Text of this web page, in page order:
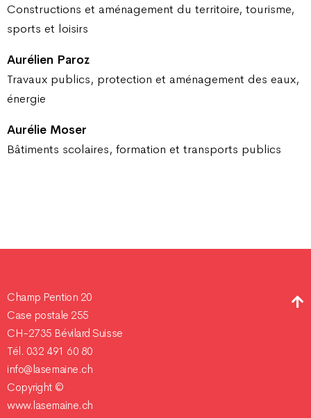
Constructions et aménagement du territoire, tourisme,
sports et loisirs
Aurélien Paroz
Travaux publics, protection et aménagement des eaux,
énergie
Aurélie Moser
Bâtiments scolaires, formation et transports publics
Champ Pention 20
Case postale 255
CH-2735 Bévilard Suisse
Tél. 032 491 60 80
info@lasemaine.ch
Copyright ©
www.lasemaine.ch